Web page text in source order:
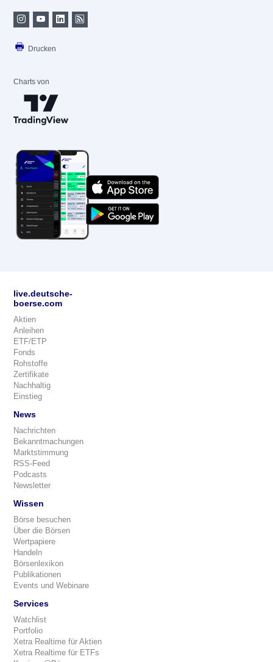
Drucken
Charts von
live.deutsche-
boerse.com
Aktien
Anleihen
ETF/ETP
Fonds
Rohstoffe
Zertifikate
Nachhaltig
Einstieg
News
Nachrichten
Bekanntmachungen
Marktstimmung
RSS-Feed
Podcasts
Newsletter
Wissen
Börse besuchen
Über die Börsen
Wertpapiere
Handeln
Börsenlexikon
Publikationen
Events und Webinare
Services
Watchlist
Portfolio
Xetra Realtime für Aktien
Xetra Realtime für ETFs